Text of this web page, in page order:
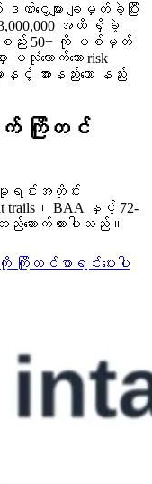
ဏ်ငွေများ ချမှတ်ခဲ့ပြီး
အထိ ရှိခဲ့
ည်း 50+ ကို ပစ်မှတ်
ာ မလုံလောက်သော risk
းနှင့် အားနည်းသော နည်း
က် ကြိုတင်
မူရင်းအတိုင်း
trails၊ BAA နှင့် 72-
ည်ဆောက်ထားပါသည်။
ြိုတင်စာရင်းပေးပါ